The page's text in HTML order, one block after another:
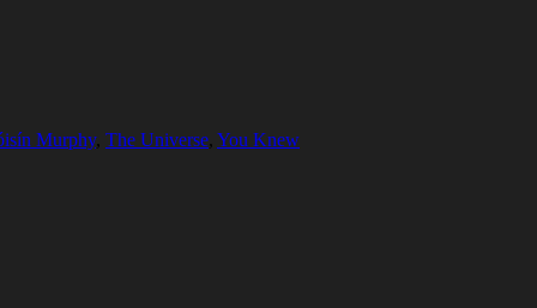
Murphy, The Universe, You Knew